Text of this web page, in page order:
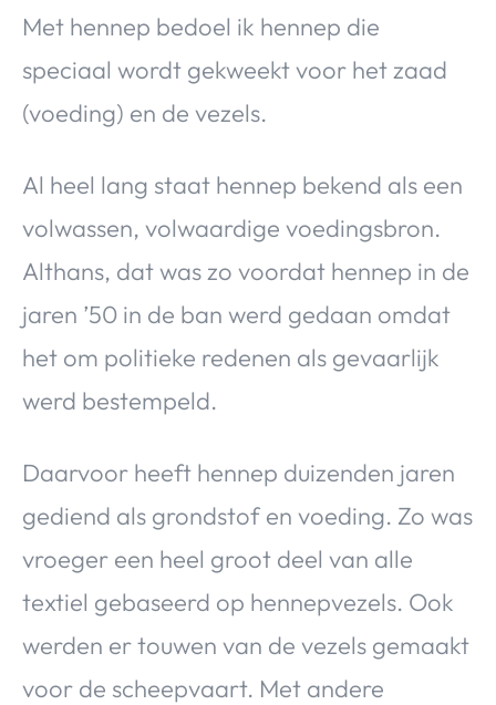
Met hennep bedoel ik hennep die
speciaal wordt gekweekt voor het zaad
(voeding) en de vezels.
Al heel lang staat hennep bekend als een
volwassen, volwaardige voedingsbron.
Althans, dat was zo voordat hennep in de
jaren ’50 in de ban werd gedaan omdat
het om politieke redenen als gevaarlijk
werd bestempeld.
Daarvoor heeft hennep duizenden jaren
gediend als grondstof en voeding. Zo was
vroeger een heel groot deel van alle
textiel gebaseerd op hennepvezels. Ook
werden er touwen van de vezels gemaakt
voor de scheepvaart. Met andere